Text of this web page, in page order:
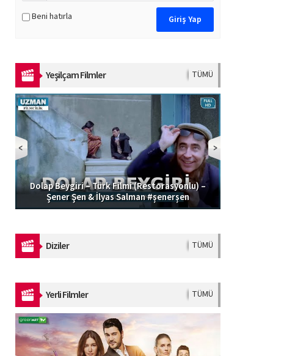
Beni hatırla
Yeşilçam Filmler TÜMÜ
Dolap Beygiri – Türk Filmi (Restorasyonlu) –
Şener Şen & İlyas Salman #şenerşen
Diziler TÜMÜ
Yerli Filmler TÜMÜ